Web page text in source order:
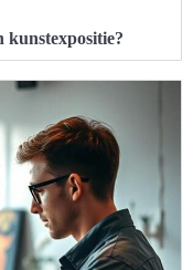
kunstexpositie?